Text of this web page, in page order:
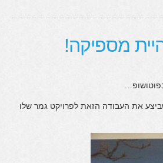
מספיקה!
את העבודה הזאת לפרויקט גמר שלו